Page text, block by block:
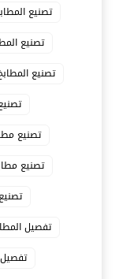
تصنيع
تصنيع
تصنيع
تصنيع
تصنيع
تفصيل